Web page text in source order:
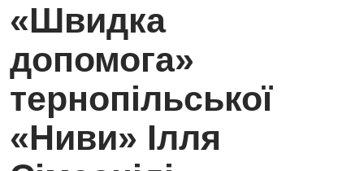
«Швидка
допомога»
тернопільської
«Ниви» Ілля